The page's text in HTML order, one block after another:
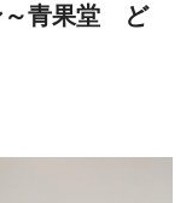
～青果堂 ど